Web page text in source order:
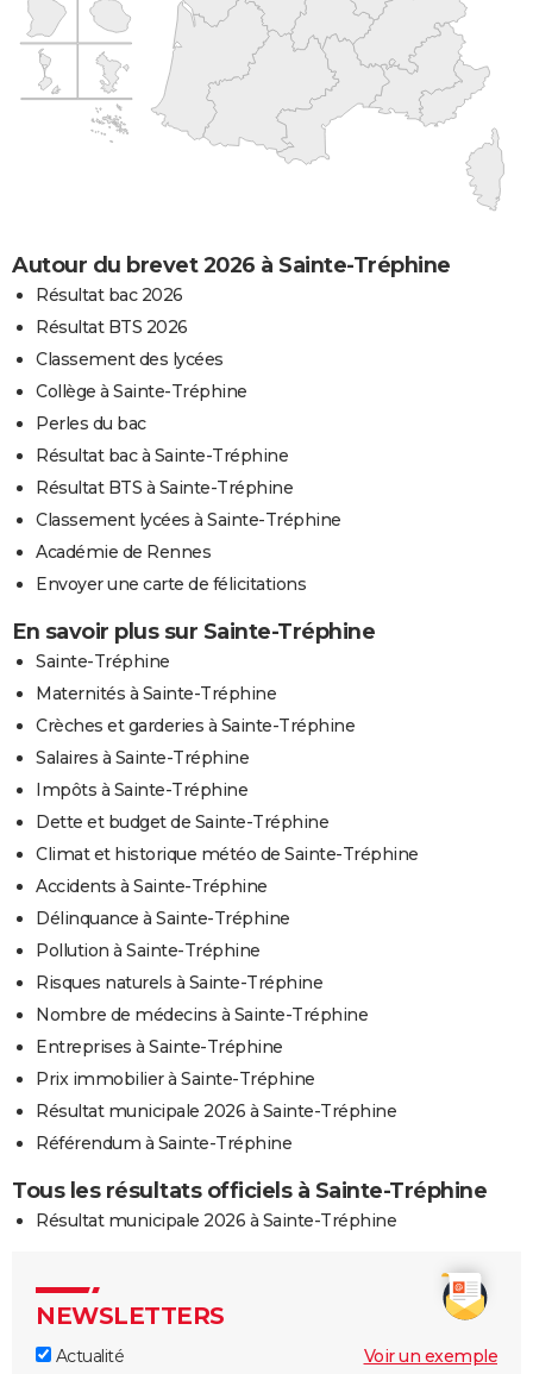
Autour du brevet 2026 à Sainte-Tréphine
Résultat bac 2026
Résultat BTS 2026
Classement des lycées
Collège à Sainte-Tréphine
Perles du bac
Résultat bac à Sainte-Tréphine
Résultat BTS à Sainte-Tréphine
Classement lycées à Sainte-Tréphine
Académie de Rennes
Envoyer une carte de félicitations
En savoir plus sur Sainte-Tréphine
Sainte-Tréphine
Maternités à Sainte-Tréphine
Crèches et garderies à Sainte-Tréphine
Salaires à Sainte-Tréphine
Impôts à Sainte-Tréphine
Dette et budget de Sainte-Tréphine
Climat et historique météo de Sainte-Tréphine
Accidents à Sainte-Tréphine
Délinquance à Sainte-Tréphine
Pollution à Sainte-Tréphine
Risques naturels à Sainte-Tréphine
Nombre de médecins à Sainte-Tréphine
Entreprises à Sainte-Tréphine
Prix immobilier à Sainte-Tréphine
Résultat municipale 2026 à Sainte-Tréphine
Référendum à Sainte-Tréphine
Tous les résultats officiels à Sainte-Tréphine
Résultat municipale 2026 à Sainte-Tréphine
NEWSLETTERS
Actualité
Voir un exemple